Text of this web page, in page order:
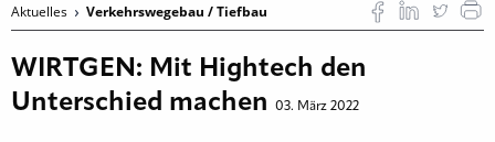
Aktuelles Verkehrswegebau / Tiefbau
WIRTGEN: Mit Hightech den
Unterschied machen
03. März 2022